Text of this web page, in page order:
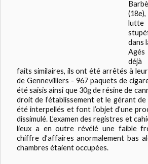
dans
déjà
faits similaires, ils ont été arrêtés à
de Gennevilliers - 967 paquets de
été saisis ainsi que 30g de résine de
droit de l’établissement et le gérant
été interpellés et font l’objet d’une
dissimulé. L’examen des registres et
lieux a en outre révélé une faible
chiffre d’affaires anormalement bas
chambres étaient occupées.